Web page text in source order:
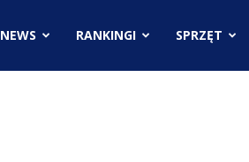
NEWS RANKINGI SPRZĘT